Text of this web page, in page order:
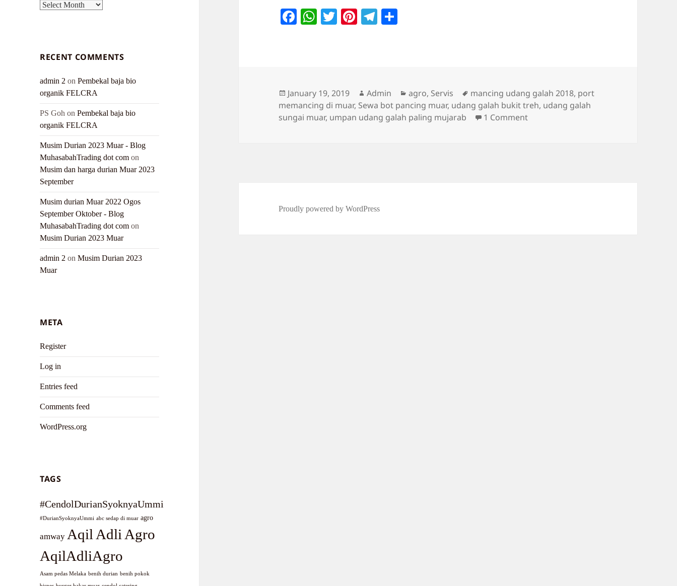
Archives
RECENT COMMENTS
admin 2 onPembekal baja bio
organik FELCRA
PS Goh onPembekal baja bio
organik FELCRA
Musim Durian 2023 Muar - Blog
MuhasabahTrading dot com on
Musim dan harga durian Muar 2023
September
Musim durian Muar 2022 Ogos
September Oktober - Blog
MuhasabahTrading dot com on
Musim Durian 2023 Muar
admin 2 onMusim Durian 2023
Muar
META
Register
Log in
Entries feed
Comments feed
WordPress.org
TAGS
#CendolDurianSyoknyaUmmi
#DurianSyoknyaUmmi abc sedap di muar agro
amway Aqil Adli Agro
AqilAdliAgro
Asam pedas Melaka benih durian benih pokok
Fa W
T
Pi
Te
Posted
on
January 19, 2019 Author
Admin Categories
agro, Servis Tags
mancing udang galah 2018, port
memancing di muar, Sewa bot pancing muar, udang galah bukit treh, udang galah
sungai muar, umpan udang galah paling mujarab 1 Commenton Sewa bot pancing muar
Proudly powered by WordPress